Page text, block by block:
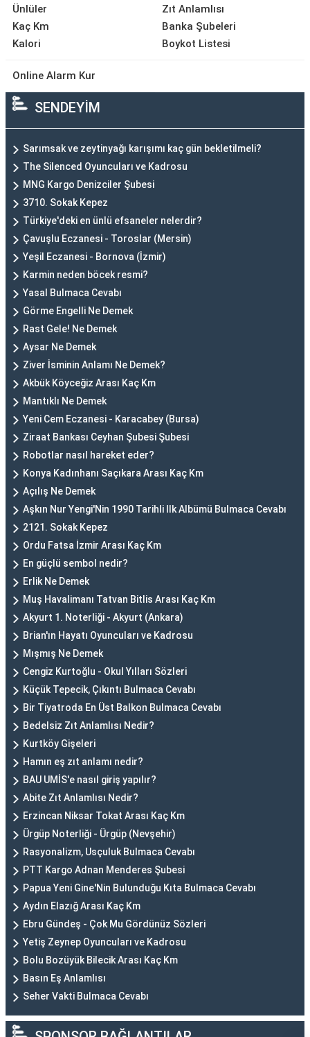
Ünlüler
Kaç Km
Kalori
Zıt Anlamlısı
Banka Şubeleri
Boykot Listesi
Online Alarm Kur
SENDEYİM
Sarımsak ve zeytinyağı karışımı kaç gün bekletilmeli?
The Silenced Oyuncuları ve Kadrosu
MNG Kargo Denizciler Şubesi
3710. Sokak Kepez
Türkiye'deki en ünlü efsaneler nelerdir?
Çavuşlu Eczanesi - Toroslar (Mersin)
Yeşil Eczanesi - Bornova (İzmir)
Karmin neden böcek resmi?
Yasal Bulmaca Cevabı
Görme Engelli Ne Demek
Rast Gele! Ne Demek
Aysar Ne Demek
Ziver İsminin Anlamı Ne Demek?
Akbük Köyceğiz Arası Kaç Km
Mantıklı Ne Demek
Yeni Cem Eczanesi - Karacabey (Bursa)
Ziraat Bankası Ceyhan Şubesi Şubesi
Robotlar nasıl hareket eder?
Konya Kadınhanı Saçıkara Arası Kaç Km
Açılış Ne Demek
Aşkın Nur Yengi'Nin 1990 Tarihli Ilk Albümü Bulmaca Cevabı
2121. Sokak Kepez
Ordu Fatsa İzmir Arası Kaç Km
En güçlü sembol nedir?
Erlik Ne Demek
Muş Havalimanı Tatvan Bitlis Arası Kaç Km
Akyurt 1. Noterliği - Akyurt (Ankara)
Brian'ın Hayatı Oyuncuları ve Kadrosu
Mışmış Ne Demek
Cengiz Kurtoğlu - Okul Yılları Sözleri
Küçük Tepecik, Çıkıntı Bulmaca Cevabı
Bir Tiyatroda En Üst Balkon Bulmaca Cevabı
Bedelsiz Zıt Anlamlısı Nedir?
Kurtköy Gişeleri
Hamın eş zıt anlamı nedir?
BAU UMİS'e nasıl giriş yapılır?
Abite Zıt Anlamlısı Nedir?
Erzincan Niksar Tokat Arası Kaç Km
Ürgüp Noterliği - Ürgüp (Nevşehir)
Rasyonalizm, Usçuluk Bulmaca Cevabı
PTT Kargo Adnan Menderes Şubesi
Papua Yeni Gine'Nin Bulunduğu Kıta Bulmaca Cevabı
Aydın Elazığ Arası Kaç Km
Ebru Gündeş - Çok Mu Gördünüz Sözleri
Yetiş Zeynep Oyuncuları ve Kadrosu
Bolu Bozüyük Bilecik Arası Kaç Km
Basın Eş Anlamlısı
Seher Vakti Bulmaca Cevabı